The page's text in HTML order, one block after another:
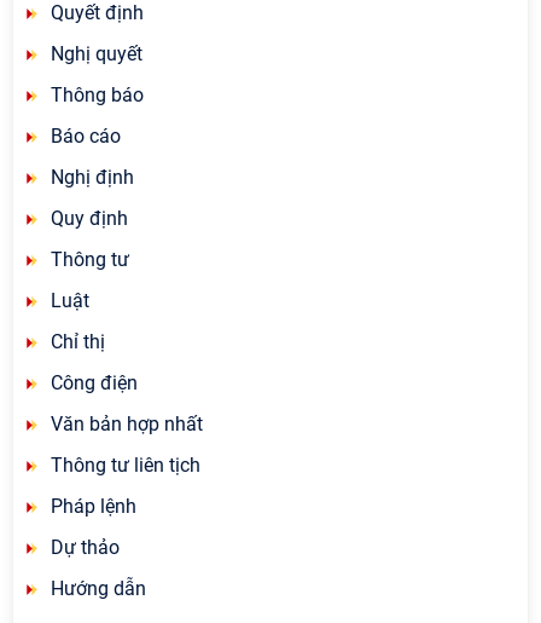
Quyết định
Nghị quyết
Thông báo
Báo cáo
Nghị định
Quy định
Thông tư
Luật
Chỉ thị
Công điện
Văn bản hợp nhất
Thông tư liên tịch
Pháp lệnh
Dự thảo
Hướng dẫn